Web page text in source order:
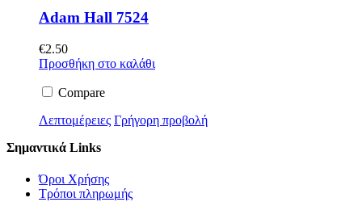
Adam Hall 7524
€2.50
Προσθήκη στο καλάθι
Compare
Λεπτομέρειες Γρήγορη προβολή
Σημαντικά Links
Όροι Χρήσης
Τρόποι πληρωμής